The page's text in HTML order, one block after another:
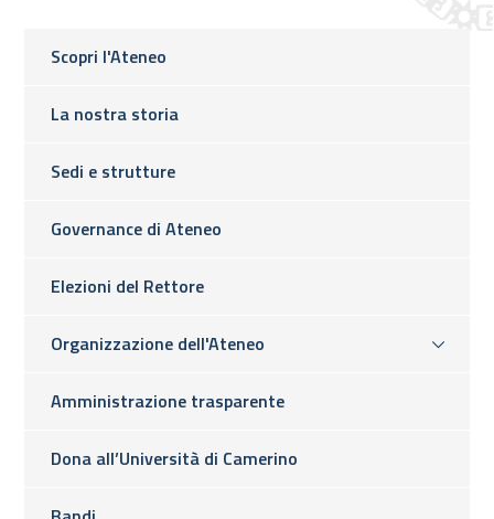
Scopri l'Ateneo
La nostra storia
Sedi e strutture
Governance di Ateneo
Elezioni del Rettore
Organizzazione dell'Ateneo
Amministrazione trasparente
Dona all’Università di Camerino